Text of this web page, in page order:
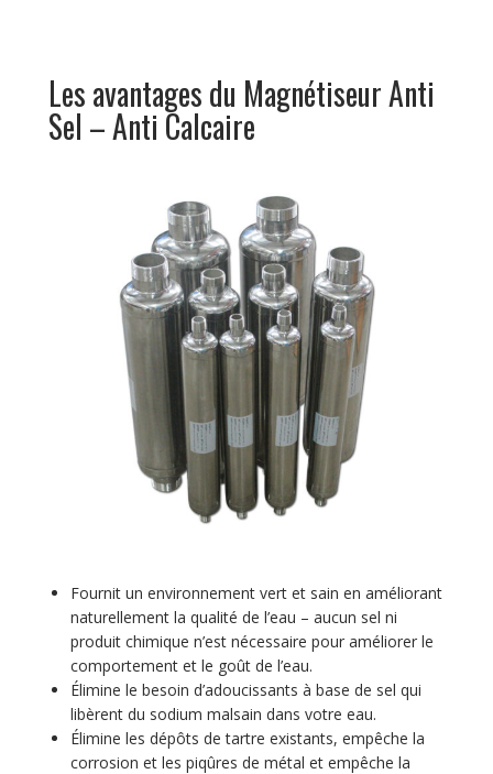
Les avantages du Magnétiseur Anti
Sel – Anti Calcaire
Fournit un environnement vert et sain en améliorant
naturellement la qualité de l’eau – aucun sel ni
produit chimique n’est nécessaire pour améliorer le
comportement et le goût de l’eau.
Élimine le besoin d’adoucissants à base de sel qui
libèrent du sodium malsain dans votre eau.
Élimine les dépôts de tartre existants, empêche la
corrosion et les piqûres de métal et empêche la